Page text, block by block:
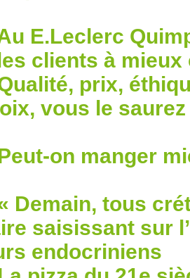
E.Leclerc
clients à
prix,
vous le
on manger
Demain, tous
saisissant sur
endocriniens